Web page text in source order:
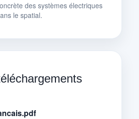
des systèmes électriques
le spatial.